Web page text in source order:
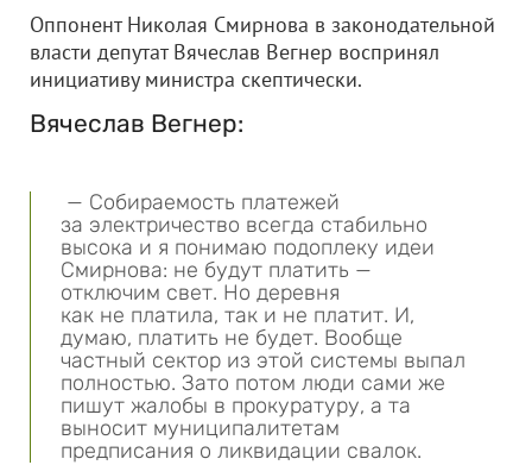
Оппонент Николая Смирнова в законодательной
власти депутат Вячеслав Вегнер воспринял
инициативу министра скептически.
Вячеслав Вегнер:
— Собираемость платежей
за электричество всегда стабильно
высока и я понимаю подоплеку идеи
Смирнова: не будут платить —
отключим свет. Но деревня
как не платила, так и не платит. И,
думаю, платить не будет. Вообще
частный сектор из этой системы выпал
полностью. Зато потом люди сами же
пишут жалобы в прокуратуру, а та
выносит муниципалитетам
предписания о ликвидации свалок.